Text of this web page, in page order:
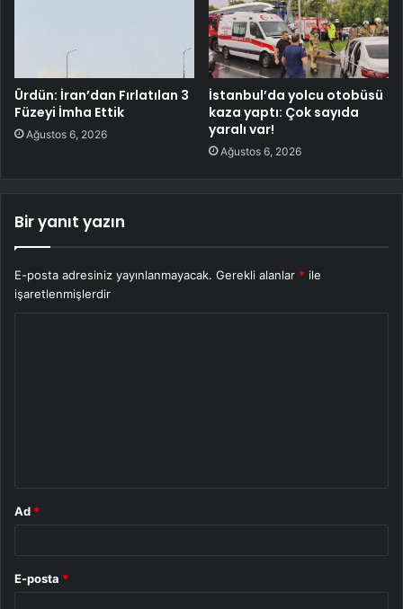
Ürdün: İran’dan Fırlatılan 3
Füzeyi İmha Ettik
Ağustos 6, 2026
İstanbul’da yolcu otobüsü
kaza yaptı: Çok sayıda
yaralı var!
Ağustos 6, 2026
Bir yanıt yazın
E-posta adresiniz yayınlanmayacak. Gerekli alanlar * ile
işaretlenmişlerdir
Ad *
E-posta *